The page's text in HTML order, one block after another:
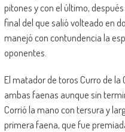
pitones y con el último,
final del que salió volteado en
manejó con contundencia la
oponentes.
El matador de toros Curro de
ambas faenas aunque sin
Corrió la mano con tersura y
primera faena, que fue